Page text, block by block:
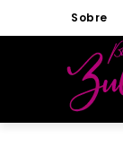
Sobre